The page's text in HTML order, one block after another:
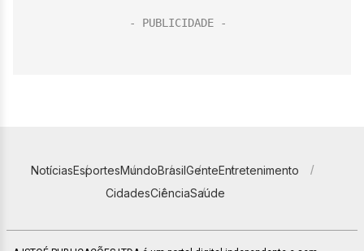
NotíciasEsportesMundoBrasilGenteEntretenimento
CidadesCiênciaSaúde